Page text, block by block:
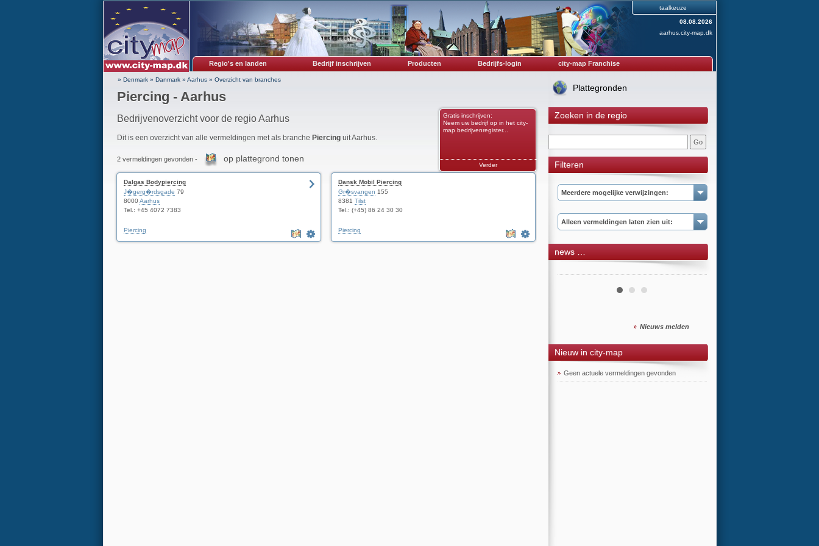
taalkeuze
08.08.2026
aarhus.city-map.dk
Regio's en landen Bedrijf inschrijven Producten Bedrijfs-login city-map Franchise
» Denmark» Danmark» Aarhus» Overzicht van branches
Piercing - Aarhus
Bedrijvenoverzicht voor de regio Aarhus
Gratis inschrijven:
Neem uw bedrijf op in het city-
map bedrijvenregister...
Verder
Dit is een overzicht van alle vermeldingen met als branche Piercinguit Aarhus.
2 vermeldingen gevonden - op plattegrond tonen
Dalgas Bodypiercing
J�gerg�rdsgade 79
8000Aarhus
Tel.: +45 4072 7383
Piercing
Dansk Mobil Piercing
Gr�svangen 155
8381 Tilst
Tel.: (+45) 86 24 30 30
Piercing
Plattegronden
Zoeken in de regio
Filteren
Meerdere mogelijke verwijzingen:
Alleen vermeldingen laten zien uit:
news …
Nieuws melden
Nieuw in city-map
Geen actuele vermeldingen gevonden